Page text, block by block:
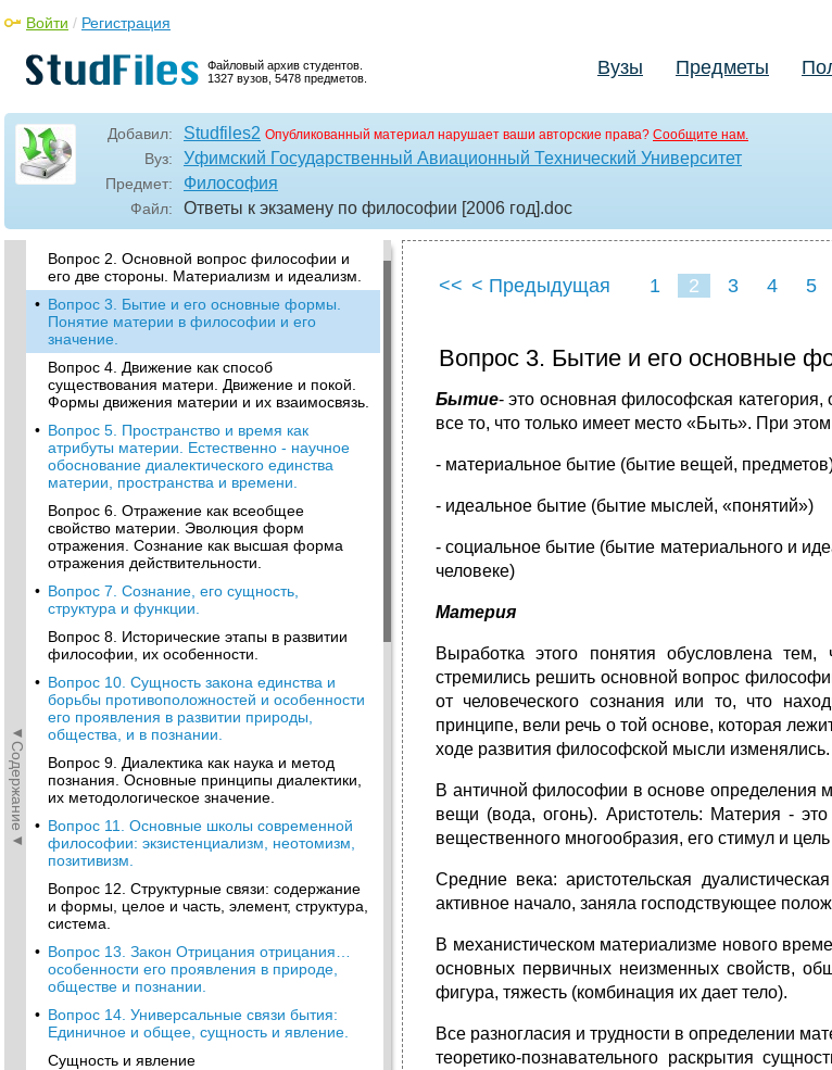
Файловый архив студентов.
1327 вузов, 5478 предметов.
Войти / Регистрация
Вузы Предметы
Добавил: Studfiles2 Опубликованный материал нарушает ваши авторские права? Сообщите нам.
Вуз: Уфимский Государственный Авиационный Технический Университет
Предмет: Философия
Файл: Ответы к экзамену по философии [2006 год].doc
◄Содержание◄
Вопрос 1. Особенности философского
мировоззрения и его ключевые проблемы:
мир и человек, бытие и сознание.
Вопрос 2. Основной вопрос философии и
его две стороны. Материализм и идеализм.
• Вопрос 3. Бытие и его основные формы.
Понятие материи в философии и его
значение.
Вопрос 4. Движение как способ
существования матери. Движение и покой.
Формы движения материи и их взаимосвязь.
• Вопрос 5. Пространство и время как
атрибуты материи. Естественно - научное
обоснование диалектического единства
материи, пространства и времени.
Вопрос 6. Отражение как всеобщее
свойство материи. Эволюция форм
отражения. Сознание как высшая форма
отражения действительности.
• Вопрос 7. Сознание, его сущность,
структура и функции.
Вопрос 8. Исторические этапы в развитии
философии, их особенности.
• Вопрос 10. Сущность закона единства и
борьбы противоположностей и особенности
его проявления в развитии природы,
общества, и в познании.
Вопрос 9. Диалектика как наука и метод
познания. Основные принципы диалектики,
их методологическое значение.
• Вопрос 11. Основные школы современной
философии: экзистенциализм, неотомизм,
позитивизм.
Вопрос 12. Структурные связи: содержание
и формы, целое и часть, элемент, структура,
система.
• Вопрос 13. Закон Отрицания отрицания…
особенности его проявления в природе,
обществе и познании.
• Вопрос 14. Универсальные связи бытия:
Единичное и общее, сущность и явление.
Сущность и явление
<< < Предыдущая 1 2 3 4 5
Вопрос 3. Бытие и его основные
Бытие- это основная философская
все то, что только имеет место «Быть». При
- материальное бытие (бытие вещей,
- идеальное бытие (бытие мыслей, «понятий»)
- социальное бытие (бытие материального и
человеке)
Материя
Выработка этого понятия обусловлена
стремились решить основной вопрос
от человеческого сознания или то, что
принципе, вели речь о той основе, которая
ходе развития философской мысли изменялись.
В античной философии в основе определения
вещи (вода, огонь). Аристотель: Материя -
вещественного многообразия, его стимул и
Средние века: аристотельская
активное начало, заняла господствующее
В механистическом материализме нового
основных первичных неизменных свойств,
фигура, тяжесть (комбинация их дает тело).
Все разногласия и трудности в определении
теоретико-познавательного раскрытия